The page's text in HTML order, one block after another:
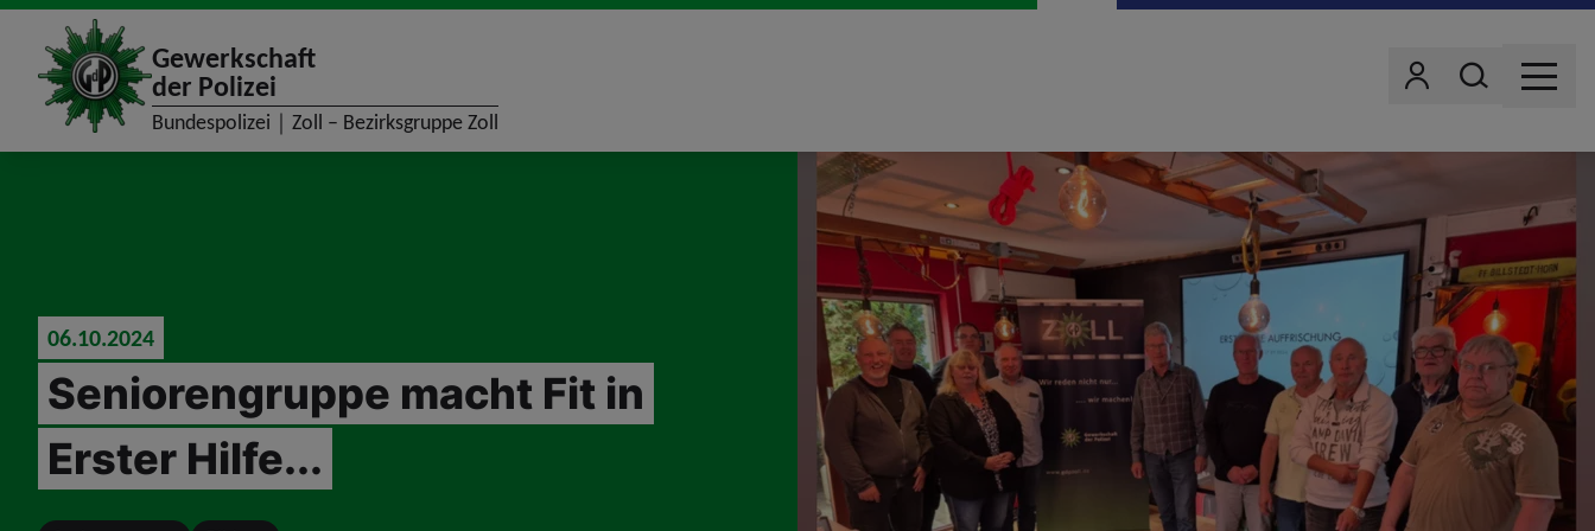
site_logo
Gewerkschaft
der Polizei
Bundespolizei｜Zoll – Bezirksgruppe Zoll
Benutzer
Wonach suchst
MENU
06.10.2024
Seniorengruppe macht Fit in
Erster Hilfe...